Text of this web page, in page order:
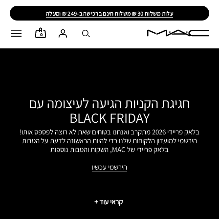
עלות משלוח 30 ₪ משלוח חינם ברכישה ב-249 ₪ ומעלה
0
חגיגת הקניות הגיעה לעיצומה עם
BLACK FRIDAY
בלאק פריידי 2026 מתקרב ואנחנו בטוחים שאת לא רוצה לפספס אותו!
הירשמי למועדון הלקוחות שלנו כדי להיות הראשונה לדעת על הטבות
בלאק פריידי של MAC, השקות והטבות נוספות
הירשמי עכשיו
קראי עוד +